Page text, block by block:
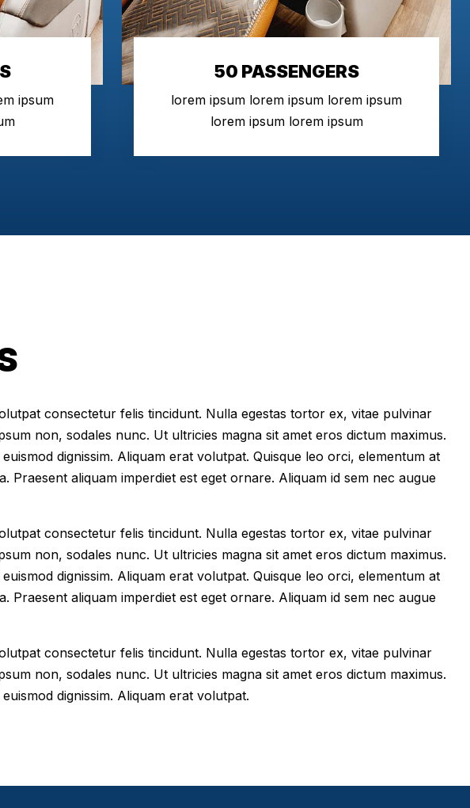
ipsum
50 PASSENGERS
lorem ipsum lorem ipsum lorem ipsum
lorem ipsum lorem ipsum
consectetur felis tincidunt. Nulla egestas tortor ex, vitae pulvinar
non, sodales nunc. Ut ultricies magna sit amet eros dictum maximus.
dignissim. Aliquam erat volutpat. Quisque leo orci, elementum at
aliquam imperdiet est eget ornare. Aliquam id sem nec augue
consectetur felis tincidunt. Nulla egestas tortor ex, vitae pulvinar
non, sodales nunc. Ut ultricies magna sit amet eros dictum maximus.
dignissim. Aliquam erat volutpat. Quisque leo orci, elementum at
aliquam imperdiet est eget ornare. Aliquam id sem nec augue
consectetur felis tincidunt. Nulla egestas tortor ex, vitae pulvinar
non, sodales nunc. Ut ultricies magna sit amet eros dictum maximus.
dignissim. Aliquam erat volutpat.